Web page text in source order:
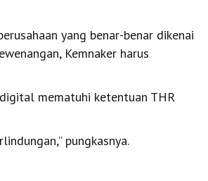
yang benar-benar dikenai
Kemnaker harus
mematuhi ketentuan THR
pungkasnya.